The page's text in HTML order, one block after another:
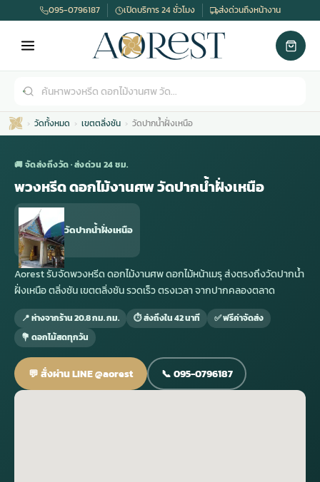
ดอกไม้หน้าศพ
ดอกไม้จัดงานศพ
จัดดอกไม้หน้าศพ
ดอกไม้หน้าหีบ
พวงหรีด กรุงเทพ
พวงหรีดราคา
สั่งพวงหรีด
ร้านพวงหรีด
น้าเมรุ
มรุสีขาว
ไม้หน้าเมรุ
กไม้หน้าเมรุ
ไม้งานแต่ง
ม้งานแต่ง ราคา
ไม้งานแต่ง ราคาถูก
ไม้งานแต่ง กรุงเทพ
อกไม้งานแต่ง
พวงหรีดพัดลม
พวงหรีดพัดลม ราคา
พวงหรีดพัดลม ราคาถูก
พวงหรีดพัดลม กรุงเทพ
พวงหรีดพัดลม ส่งด่วน
รับจัดงานศพ
รับจัดงานศพ ราคา
รับจัดงานศพ ครบวงจร
รับจัดงานศพ กรุงเทพ
095-0796187 เปิดบริการ 24 ชั่วโมง ส่งด่วนถึงหน้างาน
วัดทั้งหมด เขตตลิ่งชัน วัดปากน้ำฝั่งเหนือ
🚚 จัดส่งถึงวัด · ส่งด่วน 24 ชม.
พวงหรีด ดอกไม้งานศพ วัดปากน้ำฝั่งเหนือ
วัดปากน้ำฝั่งเหนือ
Aorest รับจัดพวงหรีด ดอกไม้งานศพ ดอกไม้หน้าเมรุ ส่งตรงถึงวัดปากน้ำ
ฝั่งเหนือ ตลิ่งชัน เขตตลิ่งชัน รวดเร็ว ตรงเวลา จากปากคลองตลาด
📍 ห่างจากร้าน 20.8 กม. กม. ⏱ ส่งถึงใน 42 นาที
✅ ฟรีค่าจัดส่ง
💐 ดอกไม้สดทุกวัน
💬 สั่งผ่าน LINE @aorest 📞 095-0796187